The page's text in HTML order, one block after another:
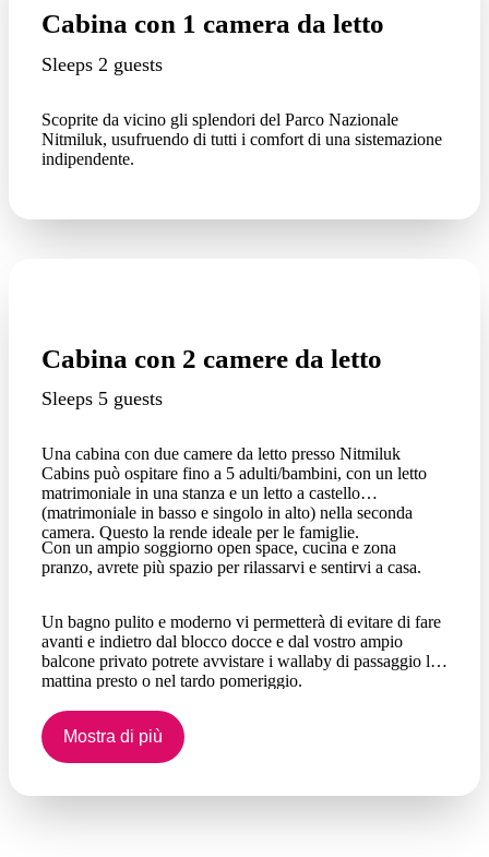
Cabina con 1 camera da letto
Sleeps 2 guests
Scoprite da vicino gli splendori del Parco Nazionale
Nitmiluk, usufruendo di tutti i comfort di una sistemazione
indipendente.
Cabina con 2 camere da letto
Sleeps 5 guests
Una cabina con due camere da letto presso Nitmiluk
Cabins può ospitare fino a 5 adulti/bambini, con un letto
matrimoniale in una stanza e un letto a castello
(matrimoniale in basso e singolo in alto) nella seconda
camera. Questo la rende ideale per le famiglie.
Con un ampio soggiorno open space, cucina e zona
pranzo, avrete più spazio per rilassarvi e sentirvi a casa.
Un bagno pulito e moderno vi permetterà di evitare di fare
avanti e indietro dal blocco docce e dal vostro ampio
balcone privato potrete avvistare i wallaby di passaggio la
mattina presto o nel tardo pomeriggio.
Mostra di più